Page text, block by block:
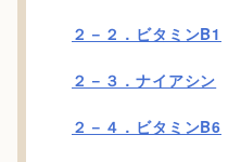
２－２．ビタミンB1
２－３．ナイアシン
２－４．ビタミンB6